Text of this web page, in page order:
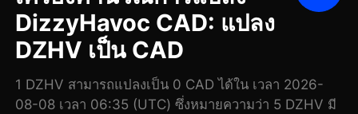
DizzyHavoc CAD: แปลง
DZHV เป็น CAD
1 DZHV สามารถแปลงเป็น 0 CAD ได้ใน เวลา 2026-
08-08 เวลา 06:35 (UTC) ซึ่งหมายความว่า 5 DZHV มี